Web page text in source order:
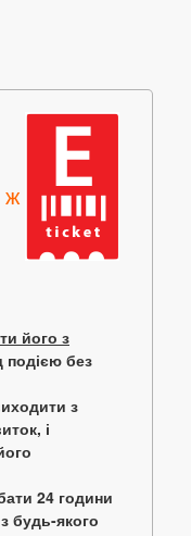
ж
його з
подією без
з
і
24 години
будь-якого